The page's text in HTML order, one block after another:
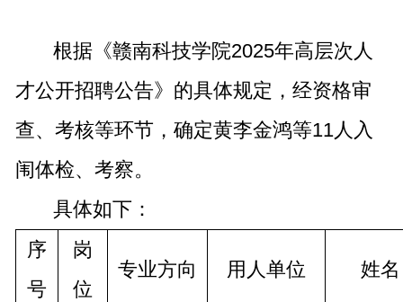
根据《赣南科技学院2025年高层次人
才公开招聘公告》的具体规定，经资格审
查、考核等环节，确定黄李金鸿等11人入
闱体检、考察。
具体如下：
序
号
岗
位
专业方向 用人单位 姓名